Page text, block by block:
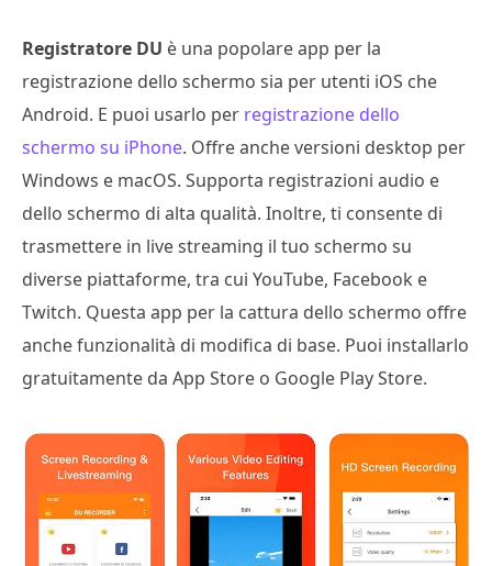
Registratore DU è una popolare app per la
registrazione dello schermo sia per utenti iOS che
Android. E puoi usarlo per registrazione dello
schermo su iPhone. Offre anche versioni desktop per
Windows e macOS. Supporta registrazioni audio e
dello schermo di alta qualità. Inoltre, ti consente di
trasmettere in live streaming il tuo schermo su
diverse piattaforme, tra cui YouTube, Facebook e
Twitch. Questa app per la cattura dello schermo offre
anche funzionalità di modifica di base. Puoi installarlo
gratuitamente da App Store o Google Play Store.